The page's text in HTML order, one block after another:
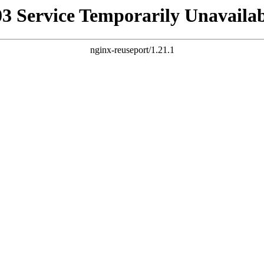
Service Temporarily
nginx-reuseport/1.21.1